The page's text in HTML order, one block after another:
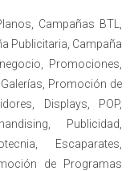
Campañas BTL,
Publicitaria, Campaña
Promociones,
Promoción de
Displays, POP,
Publicidad,
Escaparates,
de Programas